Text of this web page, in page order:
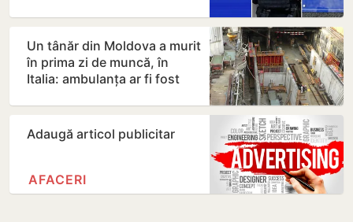
Un tânăr din Moldova a murit
în prima zi de muncă, în
Italia: ambulanța ar fi fost
Adaugă articol publicitar
AFACERI